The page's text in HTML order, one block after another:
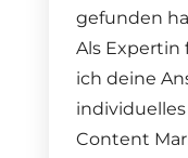
gefunden
Als Expertin
ich deine
Content